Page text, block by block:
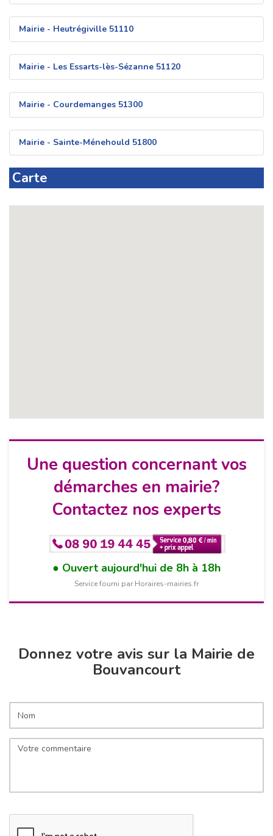
Mairie - Heutrégiville 51110
Mairie - Les Essarts-lès-Sézanne 51120
Mairie - Courdemanges 51300
Mairie - Sainte-Ménehould 51800
Carte
Une question concernant vos
démarches en mairie?
Contactez nos experts
Ouvert aujourd'hui de 8h à 18h
Service fourni par Horaires-mairies.fr
Donnez votre avis sur la Mairie de
Bouvancourt